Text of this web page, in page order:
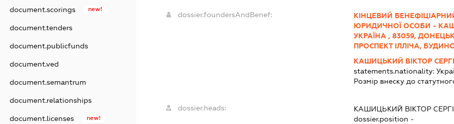
document.scorings new!
document.tenders
document.publicfunds
document.ved
document.semantrum
document.relationships
document.licenses new!
dossier.foundersAndBenef:
КІНЦЕВИЙ
ЮРИДИЧНОЇ ОСОБИ -
УКРАЇНА , 83059,
ПРОСПЕКТ ІЛЛІЧА,
КАШИЦЬКИЙ ВІКТОР
statements.nationality:
Розмір внеску до
dossier.heads: КАШИЦЬКИЙ ВІКТОР
dossier.position -